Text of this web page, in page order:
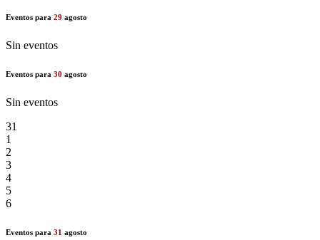
Eventos para 29 agosto
Sin eventos
Eventos para 30 agosto
Sin eventos
31
1
2
3
4
5
6
Eventos para 31 agosto